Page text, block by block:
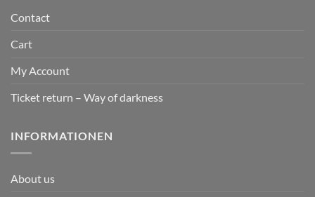
Contact
Cart
My Account
Ticket return – Way of darkness
INFORMATIONEN
About us